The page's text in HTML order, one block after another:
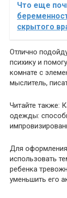
Что еще
скрытого
Отлично
психику и
комнате с
мыслитель,
Читайте также:
одежды:
Для
использовать
ребенка
уменьшить его